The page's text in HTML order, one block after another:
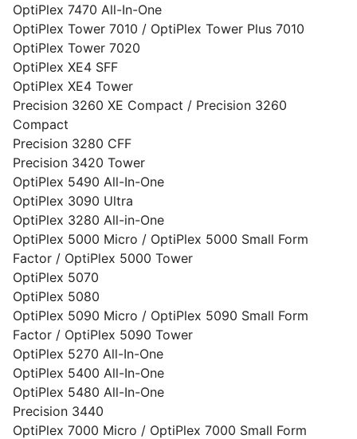
OptiPlex 7470 All-In-One
OptiPlex Tower 7010 / OptiPlex Tower Plus 7010
OptiPlex Tower 7020
OptiPlex XE4 SFF
OptiPlex XE4 Tower
Precision 3260 XE Compact / Precision 3260
Compact
Precision 3280 CFF
Precision 3420 Tower
OptiPlex 5490 All-In-One
OptiPlex 3090 Ultra
OptiPlex 3280 All-in-One
OptiPlex 5000 Micro / OptiPlex 5000 Small Form
Factor / OptiPlex 5000 Tower
OptiPlex 5070
OptiPlex 5080
OptiPlex 5090 Micro / OptiPlex 5090 Small Form
Factor / OptiPlex 5090 Tower
OptiPlex 5270 All-In-One
OptiPlex 5400 All-In-One
OptiPlex 5480 All-In-One
Precision 3440
OptiPlex 7000 Micro / OptiPlex 7000 Small Form